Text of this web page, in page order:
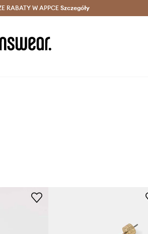
Dostawa nawet w 24h >
RABATY W APPCESzczegóły